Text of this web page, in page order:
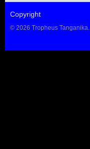
Copyright
© 2026 Tropheus Tanganika.